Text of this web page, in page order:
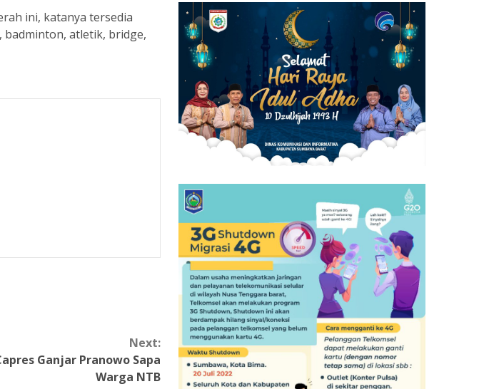
ini, katanya tersedia
badminton, atletik, bridge,
Next:
Ganjar Pranowo Sapa
Warga NTB